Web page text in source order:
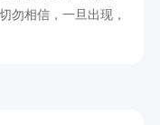
勿相信，一旦出现，